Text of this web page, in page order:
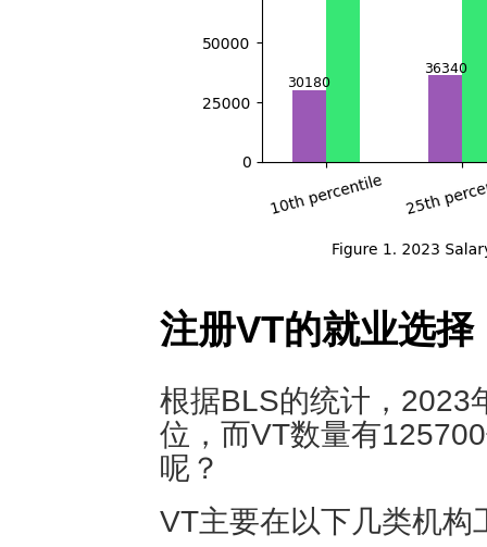
注册VT的就业选择
根据BLS的统计，2023
位，而VT数量有
呢？
VT主要在以下几类机构